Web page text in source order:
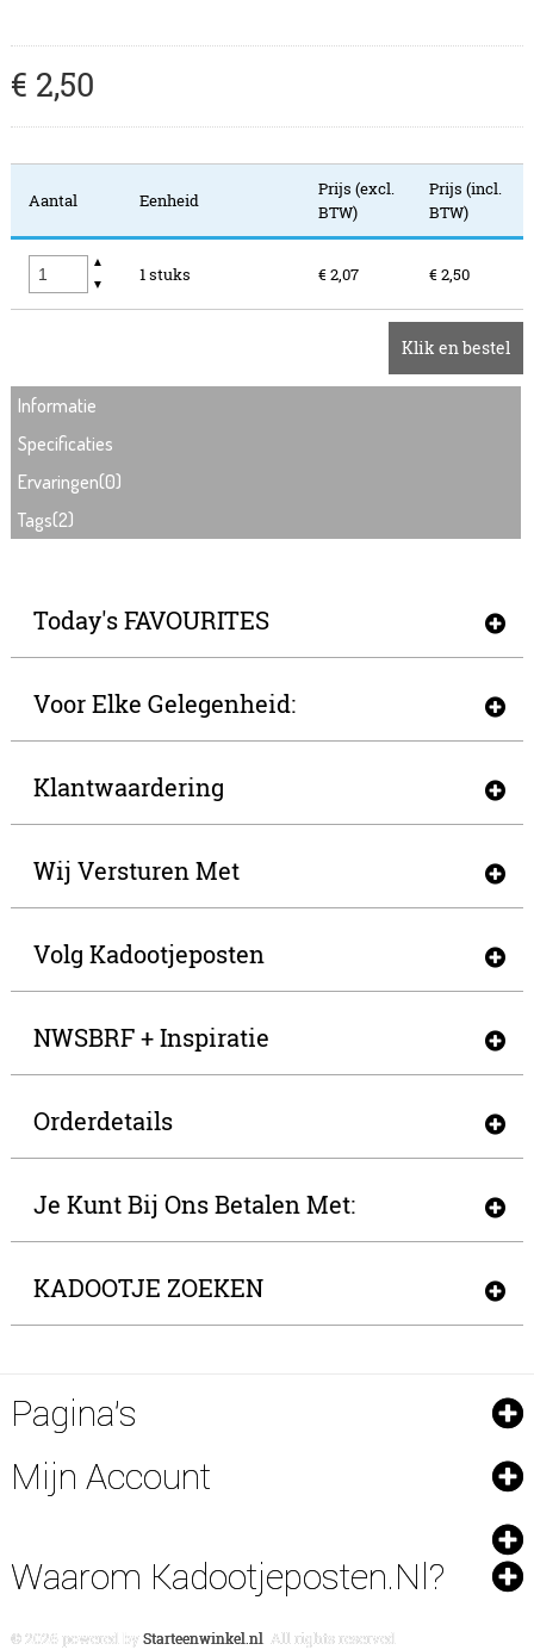
€ 2,50
Aantal Eenheid
Prijs (excl.
BTW)
Prijs (incl.
BTW)
▲
▼
1 stuks € 2,07 € 2,50
Klik en bestel
Informatie
Specificaties
Ervaringen(0)
Tags(2)
Today's FAVOURITES
Voor Elke Gelegenheid:
Klantwaardering
Wij Versturen Met
Volg Kadootjeposten
NWSBRF + Inspiratie
Orderdetails
Je Kunt Bij Ons Betalen Met:
KADOOTJE ZOEKEN
Pagina's
Mijn Account
Waarom Kadootjeposten.nl?
© 2026 powered byStarteenwinkel.nl . All rights reserved